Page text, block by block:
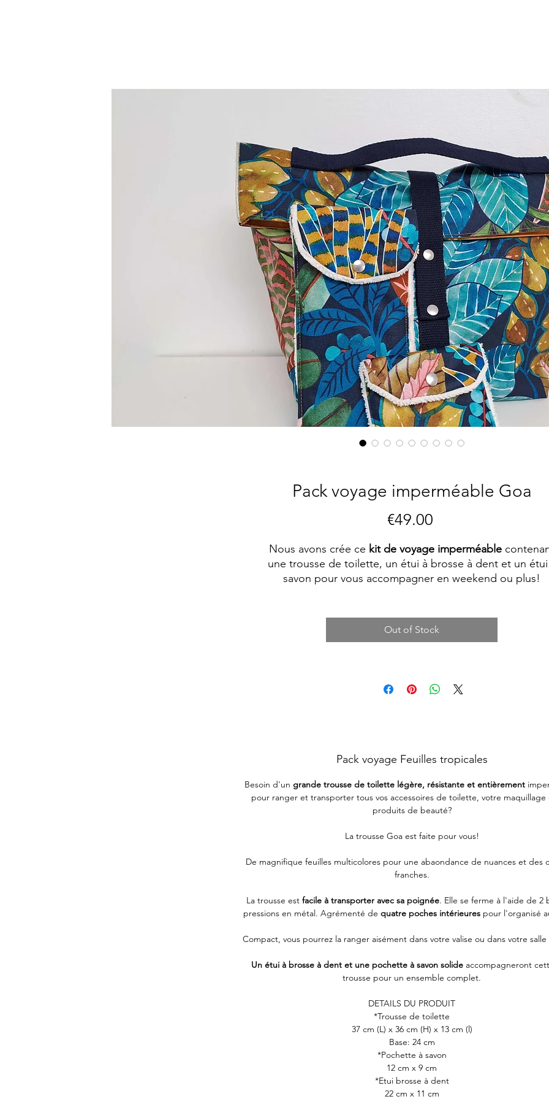
Pack voyage imperméable Goa
€49.00
Nous avons crée ce kit de voyage imperméable
une trousse de toilette, un étui à brosse à dent et un
savon pour vous accompagner en weekend ou plus!
Out of Stock
Pack voyage Feuilles tropicales
Besoin d'un grande trousse de toilette légère, résistante et entièrement
pour ranger et transporter tous vos accessoires de toilette, votre maquillage
produits de beauté?
La trousse Goa est faite pour vous!
De magnifique feuilles multicolores pour une abaondance de nuances et des
franches.
La trousse estfacile à transporter avec sa poignée. Elle se ferme à l'aide de 2
pressions en métal. Agrémenté de quatre poches intérieurespour l'organisé
Compact, vous pourrez la ranger aisément dans votre valise ou dans votre
Un étui à brosse à dent et une pochette à savon solide accompagneront
trousse pour un ensemble complet.
DETAILS DU PRODUIT
*Trousse de toilette
37 cm (L) x 36 cm (H) x 13 cm (l)
Base: 24 cm
*Pochette à savon
12 cm x 9 cm
*Etui brosse à dent
22 cm x 11 cm